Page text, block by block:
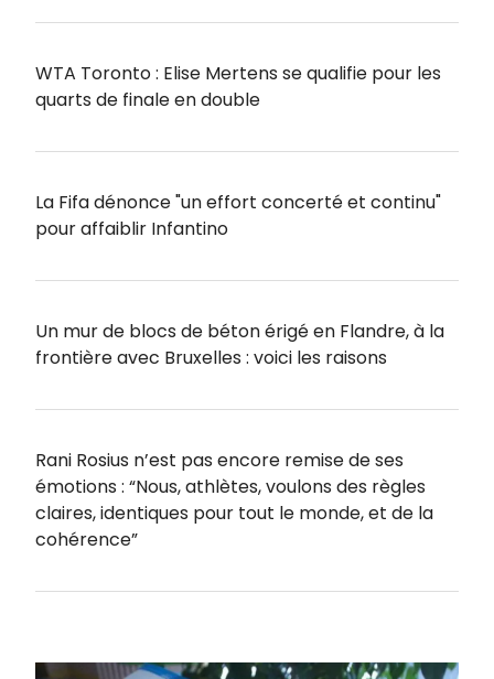
WTA Toronto : Elise Mertens se qualifie pour les
quarts de finale en double
La Fifa dénonce "un effort concerté et continu"
pour affaiblir Infantino
Un mur de blocs de béton érigé en Flandre, à la
frontière avec Bruxelles : voici les raisons
Rani Rosius n’est pas encore remise de ses
émotions : “Nous, athlètes, voulons des règles
claires, identiques pour tout le monde, et de la
cohérence”